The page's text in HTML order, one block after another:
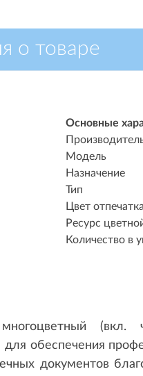
о товаре
Основные
Модель
Назначение
Тип
Цвет отпечатка
Ресурс
Количество в
(вкл.
обеспечения
документов